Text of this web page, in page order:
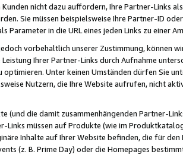
nicht dazu auffordern, Ihre Partner-Links
Sie müssen beispielsweise Ihre Partner-ID
Parameter in die URL eines jeden Links zu einer
vorbehaltlich unserer Zustimmung, können
Leistung Ihrer Partner-Links durch Aufnahme
optimieren. Unter keinen Umständen dürfen Sie
Nutzern, die Ihre Website aufrufen, nicht
(und die damit zusammenhängenden Partner-
Links müssen auf Produkte (wie im
Inhalte auf Ihrer Website befinden, die für
(z. B. Prime Day) oder die Homepages